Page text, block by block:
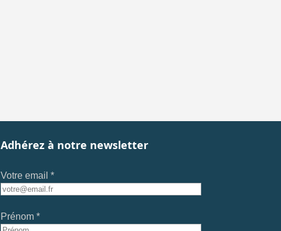
Adhérez à notre newsletter
Votre email *
Prénom *